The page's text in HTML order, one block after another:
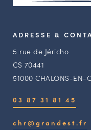
ADRESSE &
5 rue de Jéricho
CS 70441
51000 CHALONS-EN-
03 87 31 81 45
chr@grandest.fr